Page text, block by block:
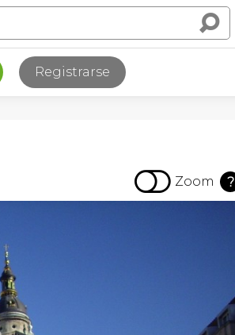
Registrarse
 Zoom ?